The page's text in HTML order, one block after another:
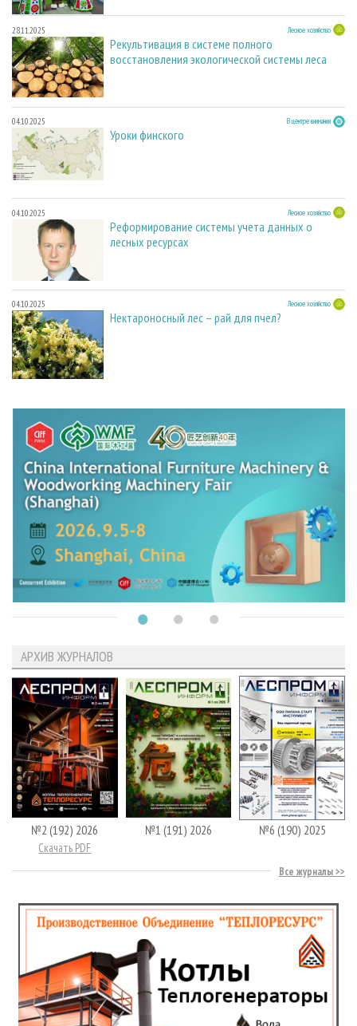
28.11.2025 Лесное хозяйство
Рекультивация в системе полного
восстановления экологической системы леса
04.10.2025 В центре внимания
Уроки финского
04.10.2025 Лесное хозяйство
Реформирование системы учета данных о
лесных ресурсах
04.10.2025 Лесное хозяйство
Нектароносный лес – рай для пчел?
АРХИВ ЖУРНАЛОВ
№2 (192) 2026
Скачать PDF
№1 (191) 2026 №6 (190) 2025
Все журналы